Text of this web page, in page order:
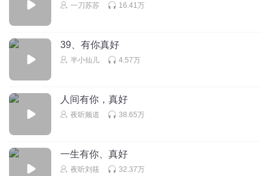
一刀苏苏 16.41万
39、有你真好
半小仙儿 4.57万
人间有你，真好
夜听频道 38.65万
一生有你、真好
夜听刘筱 32.37万